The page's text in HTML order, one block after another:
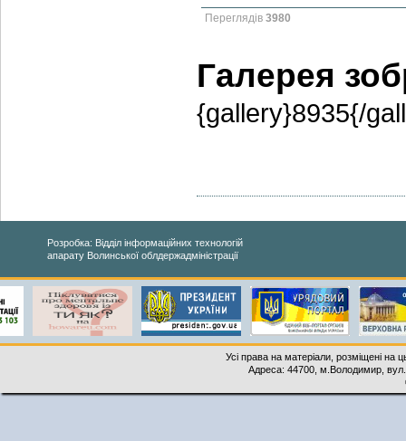
Переглядів 3980
Галерея
{gallery}8935{/
Розробка: Відділ інформаційних технологій
апарату Волинської облдержадміністрації
Усі права на матеріали, розміщені на
Адреса: 44700, м.Володимир,